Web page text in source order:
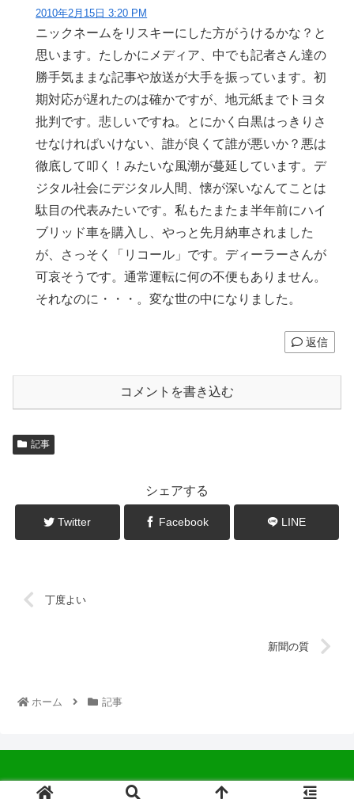
2010年2月15日 3:20 PM
ニックネームをリスキーにした方がうけるかな？と
思います。たしかにメディア、中でも記者さん達の
勝手気ままな記事や放送が大手を振っています。初
期対応が遅れたのは確かですが、地元紙までトヨタ
批判です。悲しいですね。とにかく白黒はっきりさ
せなければいけない、誰が良くて誰が悪いか？悪は
徹底して叩く！みたいな風潮が蔓延しています。デ
ジタル社会にデジタル人間、懐が深いなんてことは
駄目の代表みたいです。私もたまたま半年前にハイ
ブリッド車を購入し、やっと先月納車されました
が、さっそく「リコール」です。ディーラーさんが
可哀そうです。通常運転に何の不便もありません。
それなのに・・・。変な世の中になりました。
返信
コメントを書き込む
記事
シェアする
Twitter Facebook LINE
丁度よい
新聞の質
ホーム 記事